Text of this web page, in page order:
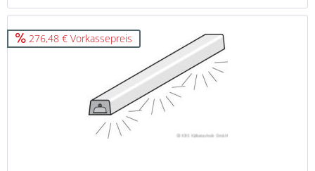
276,48 € Vorkassepreis